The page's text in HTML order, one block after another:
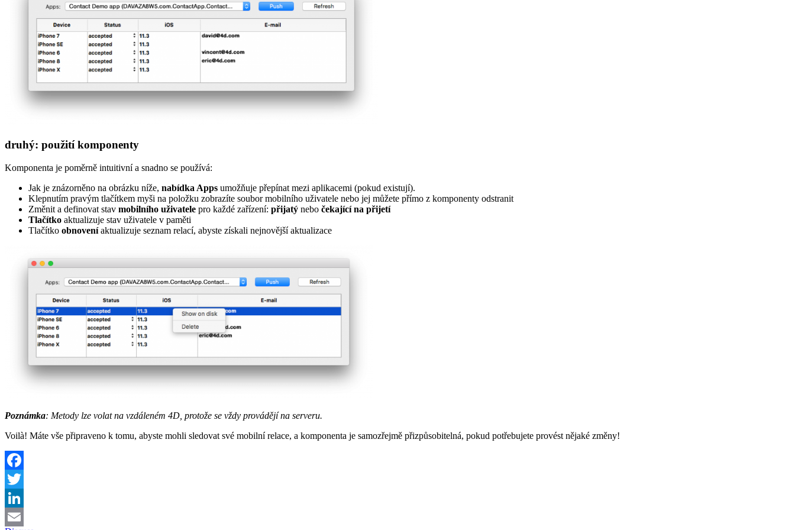
druhý: použití komponenty
Komponenta je poměrně intuitivní a snadno se používá:
Jak je znázorněno na obrázku níže, nabídka Apps umožňuje přepínat mezi aplikacemi (pokud existují).
Klepnutím pravým tlačítkem myši na položku zobrazíte soubor mobilního uživatele nebo jej můžete přímo z komponenty odstranit
Změnit a definovat stav mobilního uživatele pro každé zařízení: přijatý nebo čekající na přijetí
Tlačítko aktualizuje stav uživatele v paměti
Tlačítko obnoveníaktualizuje seznam relací, abyste získali nejnovější aktualizace
Poznámka: Metody lze volat na vzdáleném 4D, protože se vždy provádějí na serveru.
Voilà! Máte vše připraveno k tomu, abyste mohli sledovat své mobilní relace, a komponenta je samozřejmě přizpůsobitelná, pokud potřebujete provést nějaké změny!
Facebook
Twitter
LinkedIn